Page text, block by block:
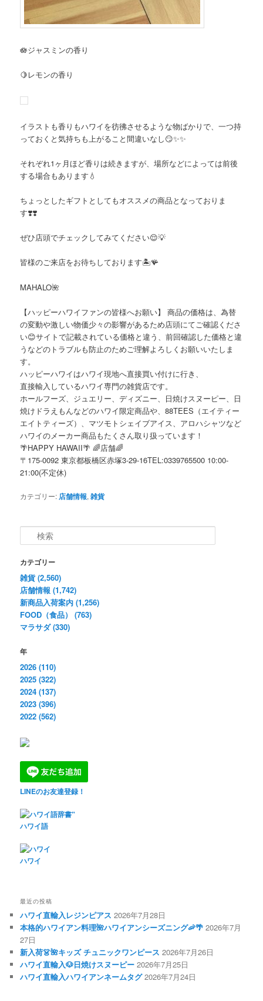
🪷ジャスミンの香り
🍋レモンの香り
イラストも香りもハワイを彷彿させるような物ばかりで、一つ持
っておくと気持ちも上がること間違いなし😏✨✨
それぞれ1ヶ月ほど香りは続きますが、場所などによっては前後
する場合もあります💧
ちょっとしたギフトとしてもオススメの商品となっておりま
す❣️❣️
ぜひ店頭でチェックしてみてください😌💡
皆様のご来店をお待ちしております🏝️🪸
MAHALO🌺
【ハッピーハワイファンの皆様へお願い】 商品の価格は、為替
の変動や激しい物価少々の影響があるため店頭にてご確認くださ
い😊サイトで記載されている価格と違う、前回確認した価格と違
うなどのトラブルも防止のためご理解よろしくお願いいたしま
す。
ハッピーハワイはハワイ現地へ直接買い付けに行き、
直接輸入しているハワイ専門の雑貨店です。
ホールフーズ、ジュエリー、ディズニー、日焼けスヌーピー、日
焼けドラえもんなどのハワイ限定商品や、88TEES（エイティー
エイトティーズ）、マツモトシェイブアイス、アロハシャツなど
ハワイのメーカー商品もたくさん取り扱っています！
🌴HAPPY HAWAII🌴 🌈店舗🌈
〒175-0092 東京都板橋区赤塚3-29-16TEL:0339765500 10:00-
21:00(不定休)
カテゴリー: 店舗情報,雑貨
索
カテゴリー
雑貨 (2,560)
店舗情報 (1,742)
新商品入荷案内 (1,256)
FOOD（食品） (763)
マラサダ (330)
年
2026 (110)
2025 (322)
2024 (137)
2023 (396)
2022 (562)
LINEのお友達登録！
ハワイ語
ハワイ
最近の投稿
ハワイ直輸入レジンピアス 2026年7月28日
本格的ハワイアン料理🌺ハワイアンシーズニング🦐🌴 2026年7月
27日
新入荷👗🌺キッズ チュニックワンピース 2026年7月26日
ハワイ直輸入🐶日焼けスヌーピー 2026年7月25日
ハワイ直輸入ハワイアンネームタグ 2026年7月24日